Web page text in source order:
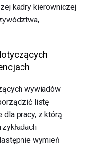
kadry kierowniczej
wywiadów
listę
dla pracy, z którą
wymień